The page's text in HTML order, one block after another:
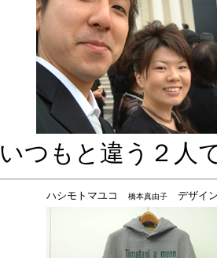
いつもと違う２人
ハシモトマユコ 橋本真由子 デザイ